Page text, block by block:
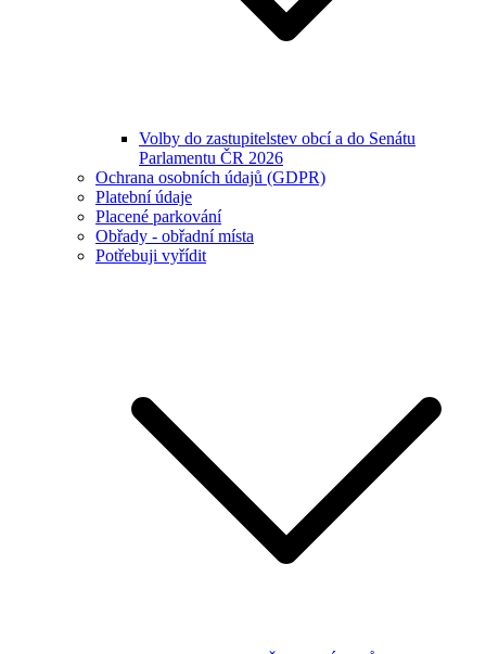
Volby do zastupitelstev obcí a do Senátu
Parlamentu ČR 2026
Ochrana osobních údajů (GDPR)
Platební údaje
Placené parkování
Obřady - obřadní místa
Potřebuji vyřídit